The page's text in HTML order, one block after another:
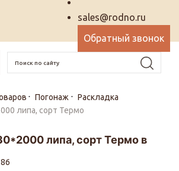
sales@rodno.ru
Обратный звонок
Погонаж
Раскладка
липа, сорт Термо
липа, сорт Термо в